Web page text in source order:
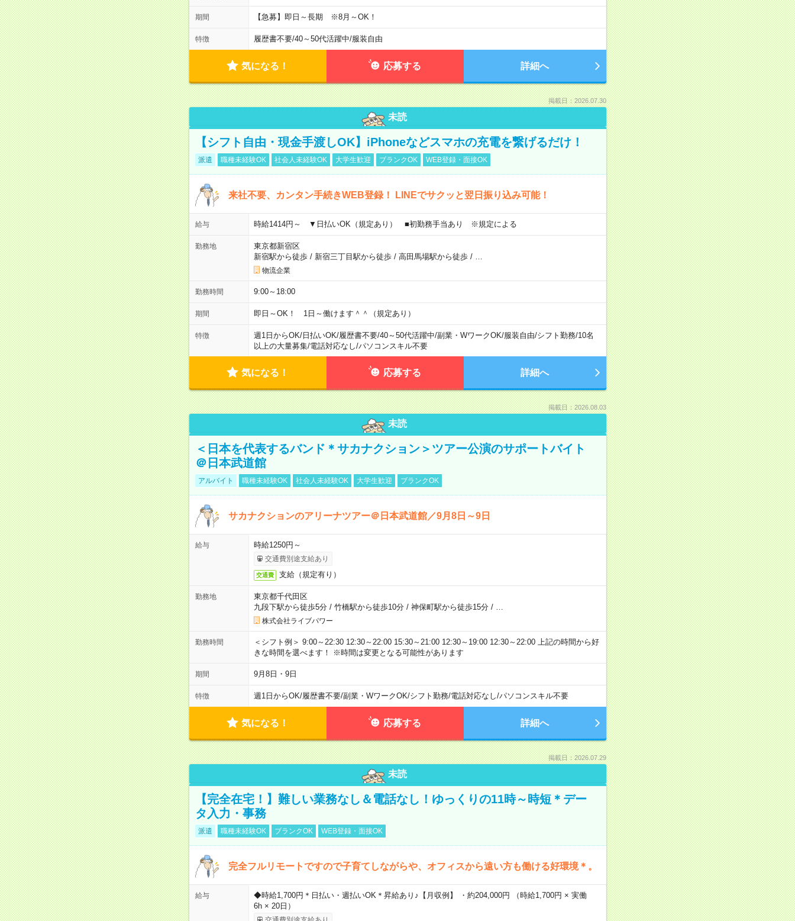
期間 【急募】即日～長期 ※8月～OK！
特徴 履歴書不要/40～50代活躍中/服装自由
気になる！ 応募する 詳細へ
掲載日：2026.07.30
未読
【シフト自由・現金手渡しOK】iPhoneなどスマホの充電を繋げるだけ！
派遣 職種未経験OK 社会人未経験OK 大学生歓迎 ブランクOK WEB登録・面接OK
来社不要、カンタン手続きWEB登録！ LINEでサクッと翌日振り込み可能！
給与 時給1414円～ ▼日払いOK（規定あり） ■初勤務手当あり ※規定による
勤務地
東京都新宿区
新宿駅から徒歩/ 新宿三丁目駅から徒歩/ 高田馬場駅から徒歩/ …
物流企業
勤務時間 9:00～18:00
期間 即日～OK！ 1日～働けます＾＾（規定あり）
特徴 週1日からOK/日払いOK/履歴書不要/40～50代活躍中/副業・WワークOK/服装自由/シフト勤務/10名
以上の大量募集/電話対応なし/パソコンスキル不要
気になる！ 応募する 詳細へ
掲載日：2026.08.03
未読
＜日本を代表するバンド＊サカナクション＞ツアー公演のサポートバイト
＠日本武道館
アルバイト 職種未経験OK 社会人未経験OK 大学生歓迎 ブランクOK
サカナクションのアリーナツアー＠日本武道館／9月8日～9日
給与 時給1250円～
交通費別途支給あり
交通費 支給（規定有り）
勤務地
東京都千代田区
九段下駅から徒歩5分/ 竹橋駅から徒歩10分/ 神保町駅から徒歩15分/ …
株式会社ライブパワー
勤務時間
＜シフト例＞ 9:00～22:30 12:30～22:00 15:30～21:00 12:30～19:00 12:30～22:00 上記の時間から好
きな時間を選べます！ ※時間は変更となる可能性があります
期間 9月8日・9日
特徴 週1日からOK/履歴書不要/副業・WワークOK/シフト勤務/電話対応なし/パソコンスキル不要
気になる！ 応募する 詳細へ
掲載日：2026.07.29
未読
【完全在宅！】難しい業務なし＆電話なし！ゆっくりの11時～時短＊デー
タ入力・事務
派遣 職種未経験OK ブランクOK WEB登録・面接OK
完全フルリモートですので子育てしながらや、オフィスから遠い方も働ける好環境＊。
給与
◆時給1,700円＊日払い・週払いOK＊昇給あり♪【月収例】 ・約204,000円 （時給1,700円 × 実働
6h × 20日）